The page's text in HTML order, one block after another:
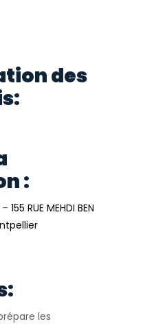
des
:
– 155 RUE MEHDI BEN
les